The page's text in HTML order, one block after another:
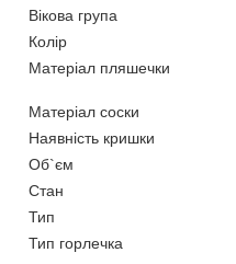
Вікова група
Колір
Матеріал пляшечки
Матеріал соски
Наявність кришки
Об`єм
Стан
Тип
Тип горлечка